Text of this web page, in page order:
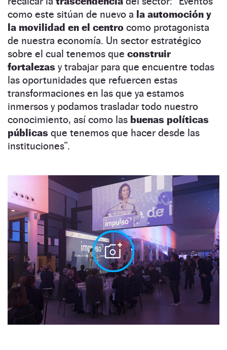
como este sitúan de nuevo a la automoción y
la movilidad en el centro como protagonista
de nuestra economía. Un sector estratégico
sobre el cual tenemos que construir
fortalezas y trabajar para que encuentre todas
las oportunidades que refuercen estas
transformaciones en las que ya estamos
inmersos y podamos trasladar todo nuestro
conocimiento, así como las buenas políticas
públicas que tenemos que hacer desde las
instituciones”.